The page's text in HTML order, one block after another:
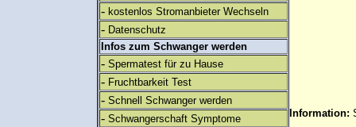
- kostenlos Stromanbieter Wechseln
- Datenschutz
Infos zum Schwanger werden
- Spermatest für zu Hause
- Fruchtbarkeit Test
- Schnell Schwanger werden
- Schwangerschaft Symptome Information: